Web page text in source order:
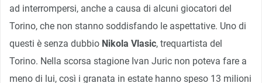
ad interrompersi, anche a causa di alcuni giocatori del
Torino, che non stanno soddisfando le aspettative. Uno di
questi è senza dubbio Nikola Vlasic, trequartista del
Torino. Nella scorsa stagione Ivan Juric non poteva fare a
meno di lui, così i granata in estate hanno speso 13 milioni